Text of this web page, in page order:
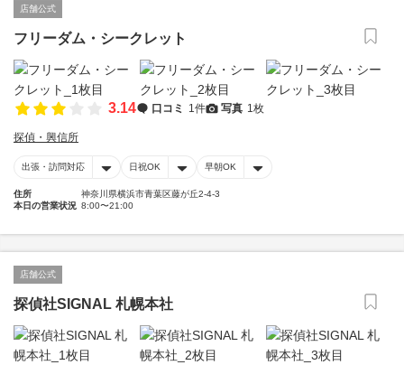
店舗公式
フリーダム・シークレット
3.14 口コミ 1件 写真 1枚
探偵・興信所
出張・訪問対応 日祝OK 早朝OK
住所
神奈川県横浜市青葉区藤が丘2-4-3
本日の営業状況 8:00〜21:00
店舗公式
探偵社SIGNAL 札幌本社